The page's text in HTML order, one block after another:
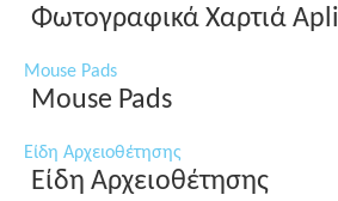
Φωτογραφικά Χαρτιά Apli
Mouse Pads
Mouse Pads
Είδη Αρχειοθέτησης
Είδη Αρχειοθέτησης